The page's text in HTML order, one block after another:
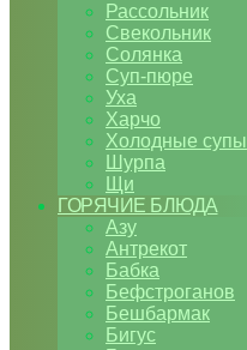
Рассольник
Свекольник
Солянка
Суп-пюре
Уха
Харчо
Холодные супы
Шурпа
Щи
ГОРЯЧИЕ БЛЮДА
Азу
Антрекот
Бабка
Бефстроганов
Бешбармак
Бигус